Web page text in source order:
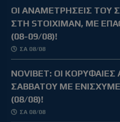
ΟΙ ΑΝΑΜΕΤΡΗΣΕΙΣ ΤΟΥ
ΣΤΗ STOIXIMAN, ΜΕ
(08-09/08)!
ΣΑ 08/08
NOVIBET: OΙ
ΣΑΒΒΑΤΟΥ ΜΕ
(08/08)!
ΣΑ 08/08